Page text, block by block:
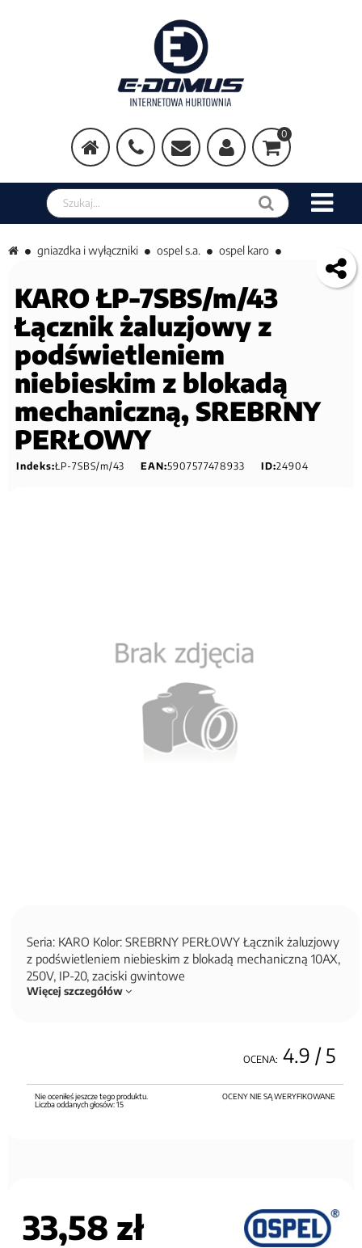
0
Szukaj w sklepie
gniazdka i wyłączniki ospel s.a. ospel karo
KARO ŁP-7SBS/m/43
Łącznik żaluzjowy z
podświetleniem
niebieskim z blokadą
mechaniczną, SREBRNY
PERŁOWY
Indeks:ŁP-7SBS/m/43 EAN:5907577478933 ID:24904
Seria: KARO Kolor: SREBRNY PERŁOWY Łącznik żaluzjowy
z podświetleniem niebieskim z blokadą mechaniczną 10AX,
250V, IP-20, zaciski gwintowe
Więcej szczegółów
OCENA: 4.9 / 5
OCENY NIE SĄ WERYFIKOWANE
Nie oceniłeś jeszcze tego produktu.
Liczba oddanych głosów:15
33,58 zł